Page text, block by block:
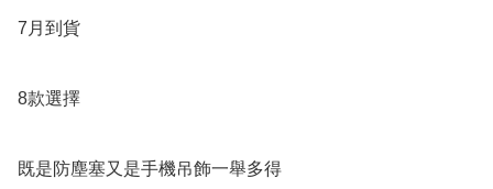
7月到貨
8款選擇
既是防塵塞又是手機吊飾一舉多得